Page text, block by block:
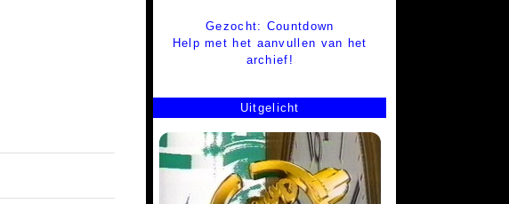
Gezocht: Countdown
Help met het aanvullen van het
archief!
Uitgelicht